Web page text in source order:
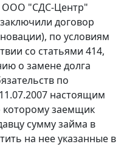
ООО "СДС-Центр"
договор
по условиям
со статьями 414,
о замене долга
по
настоящим
которому заемщик
сумму займа в
на нее указанные в